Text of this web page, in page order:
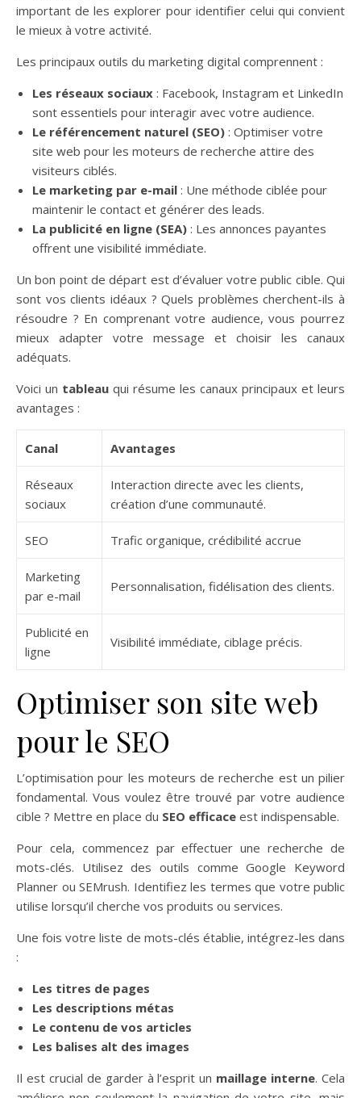
important de les explorer pour identifier celui qui convient
le mieux à votre activité.
Les principaux outils du marketing digital comprennent :
Les réseaux sociaux : Facebook, Instagram et LinkedIn
sont essentiels pour interagir avec votre audience.
Le référencement naturel (SEO) : Optimiser votre
site web pour les moteurs de recherche attire des
visiteurs ciblés.
Le marketing par e-mail : Une méthode ciblée pour
maintenir le contact et générer des leads.
La publicité en ligne (SEA) : Les annonces payantes
offrent une visibilité immédiate.
Un bon point de départ est d’évaluer votre public cible. Qui
sont vos clients idéaux ? Quels problèmes cherchent-ils à
résoudre ? En comprenant votre audience, vous pourrez
mieux adapter votre message et choisir les canaux
adéquats.
Voici un tableau qui résume les canaux principaux et leurs
avantages :
Canal Avantages
Réseaux
sociaux
Interaction directe avec les clients,
création d’une communauté.
SEO Trafic organique, crédibilité accrue
Marketing
par e-mail
Personnalisation, fidélisation des clients.
Publicité en
ligne
Visibilité immédiate, ciblage précis.
Optimiser son site web
pour le SEO
L’optimisation pour les moteurs de recherche est un pilier
fondamental. Vous voulez être trouvé par votre audience
cible ? Mettre en place du SEO efficace est indispensable.
Pour cela, commencez par effectuer une recherche de
mots-clés. Utilisez des outils comme Google Keyword
Planner ou SEMrush. Identifiez les termes que votre public
utilise lorsqu’il cherche vos produits ou services.
Une fois votre liste de mots-clés établie, intégrez-les dans
:
Les titres de pages
Les descriptions métas
Le contenu de vos articles
Les balises alt des images
Il est crucial de garder à l’esprit un maillage interne. Cela